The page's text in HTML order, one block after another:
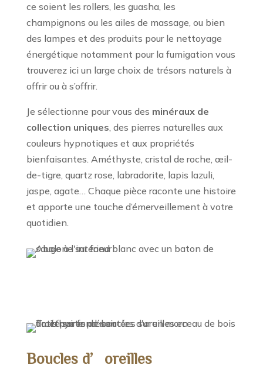
ce soient les rollers, les guasha, les
champignons ou les ailes de massage, ou bien
des lampes et des produits pour le nettoyage
énergétique notamment pour la fumigation vous
trouverez ici un large choix de trésors naturels à
offrir ou à s’offrir.
Je sélectionne pour vous des minéraux de
collection uniques, des pierres naturelles aux
couleurs hypnotiques et aux propriétés
bienfaisantes. Améthyste, cristal de roche, œil-
de-tigre, quartz rose, labradorite, lapis lazuli,
jaspe, agate… Chaque pièce raconte une histoire
et apporte une touche d’émerveillement à votre
quotidien.
Boucles d’oreilles